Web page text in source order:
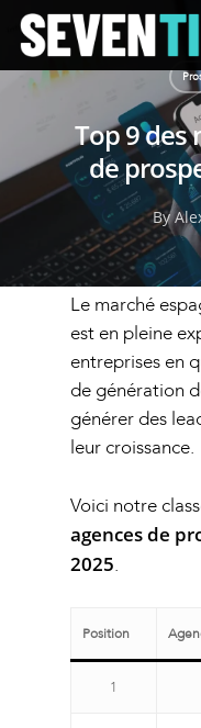
Hit enter to
Top 9 des
de
By
Le marché
est en pleine
entreprises en
de génération
générer des
leur croissance.
Voici notre
agences de
2025.
Position
1